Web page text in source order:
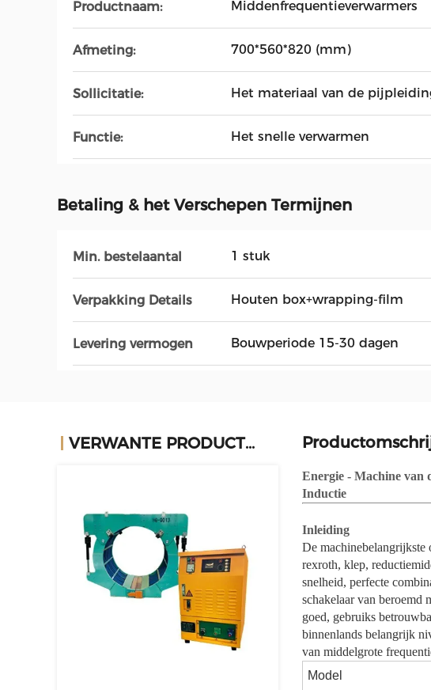
Productnaam: Middenfrequentieverwarmers
Afmeting: 700*560*820 (mm)
Sollicitatie: Het materiaal van de
Functie: Het snelle verwarmen
Betaling & het Verschepen Termijnen
Min. bestelaantal 1 stuk
Verpakking Details Houten box+wrapping-film
Levering vermogen Bouwperiode 15-30 dagen
VERWANTE PRODUCTEN
Energie - Machine van
Inductie
Inleiding
De machinebelangrijkste
rexroth, klep,
snelheid, perfecte
schakelaar van beroemd
goed, gebruiks
binnenlands belangrijk
van middelgrote
Model